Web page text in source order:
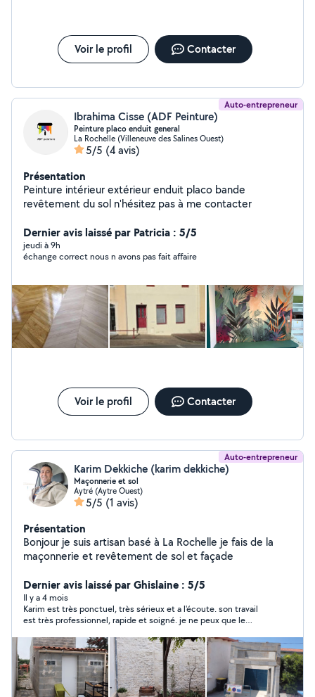
Voir le profil Contacter
Auto-entrepreneur
Ibrahima Cisse (ADF Peinture)
Peinture placo enduit general
La Rochelle (Villeneuve des Salines Ouest)
5/5 (4 avis)
Présentation
Peinture intérieur extérieur enduit placo bande
revêtement du sol n'hésitez pas à me contacter
Dernier avis laissé par Patricia : 5/5
jeudi à 9h
échange correct nous n avons pas fait affaire
Voir le profil Contacter
Auto-entrepreneur
Karim Dekkiche (karim dekkiche)
Maçonnerie et sol
Aytré (Aytre Ouest)
5/5 (1 avis)
Présentation
Bonjour je suis artisan basé à La Rochelle je fais de la
maçonnerie et revêtement de sol et façade
Dernier avis laissé par Ghislaine : 5/5
Il y a 4 mois
Karim est très ponctuel, très sérieux et a l'écoute. son travail
est très professionnel, rapide et soigné. je ne peux que le